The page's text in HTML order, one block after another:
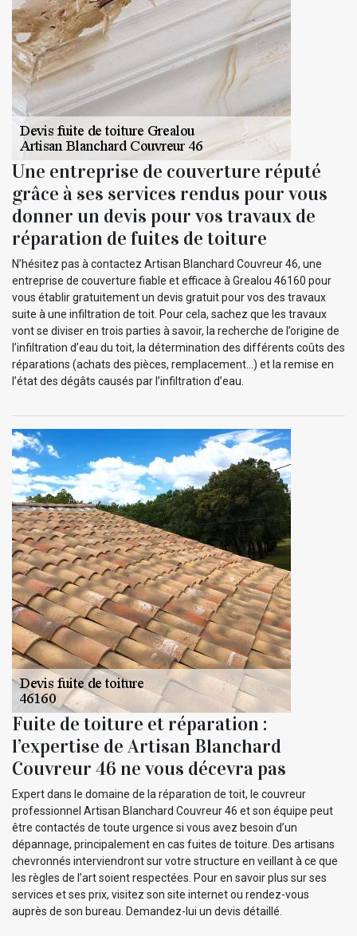
Une entreprise de couverture réputé
grâce à ses services rendus pour vous
donner un devis pour vos travaux de
réparation de fuites de toiture
N’hésitez pas à contactez Artisan Blanchard Couvreur 46, une
entreprise de couverture fiable et efficace à Grealou 46160 pour
vous établir gratuitement un devis gratuit pour vos des travaux
suite à une infiltration de toit. Pour cela, sachez que les travaux
vont se diviser en trois parties à savoir, la recherche de l’origine de
l’infiltration d’eau du toit, la détermination des différents coûts des
réparations (achats des pièces, remplacement…) et la remise en
l’état des dégâts causés par l’infiltration d’eau.
Fuite de toiture et réparation :
l’expertise de Artisan Blanchard
Couvreur 46 ne vous décevra pas
Expert dans le domaine de la réparation de toit, le couvreur
professionnel Artisan Blanchard Couvreur 46 et son équipe peut
être contactés de toute urgence si vous avez besoin d’un
dépannage, principalement en cas fuites de toiture. Des artisans
chevronnés interviendront sur votre structure en veillant à ce que
les règles de l’art soient respectées. Pour en savoir plus sur ses
services et ses prix, visitez son site internet ou rendez-vous
auprès de son bureau. Demandez-lui un devis détaillé.